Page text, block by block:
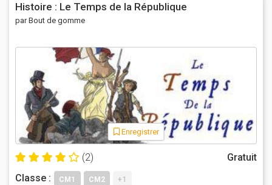
Histoire : Le Temps de la République
par Bout de gomme
Enregistrer
(2)
Gratuit
Classe :
CM1 CM2 +1